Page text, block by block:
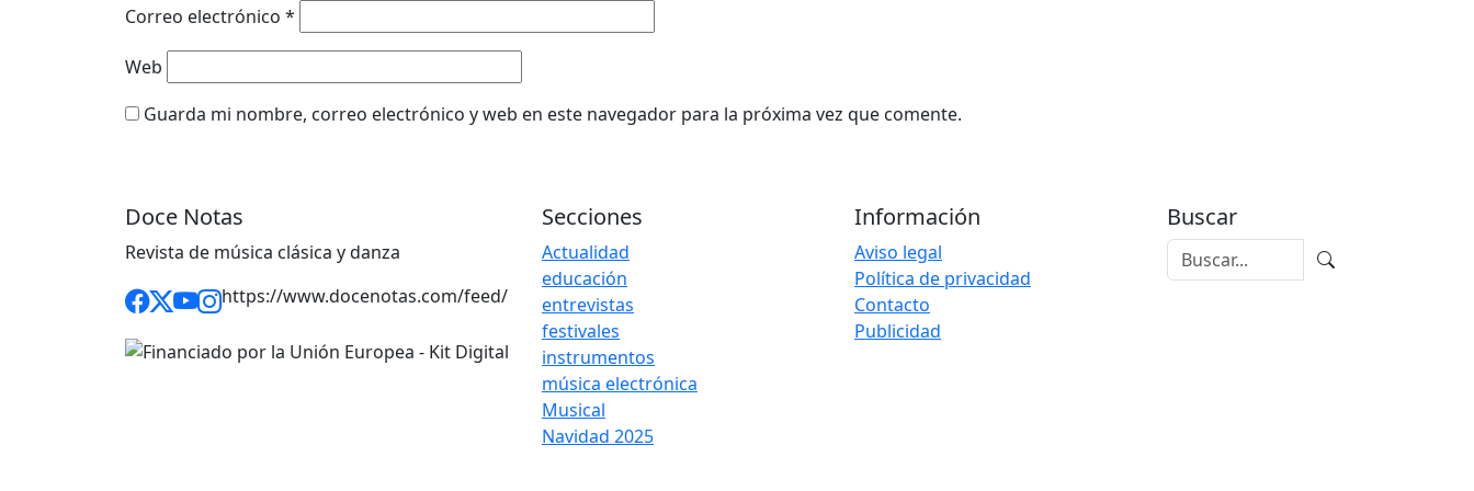
Correo electrónico *
Web
Guarda mi nombre, correo electrónico y web en este navegador para la próxima vez que comente.
Doce Notas
Revista de música clásica y danza
https://www.docenotas.com/feed/
Secciones
Actualidad
educación
entrevistas
festivales
instrumentos
música electrónica
Musical
Navidad 2025
Información
Aviso legal
Política de privacidad
Contacto
Publicidad
Buscar